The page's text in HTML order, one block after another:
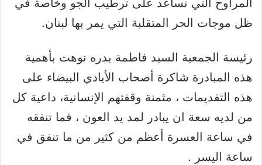
المراوح التي تساعد على ترطيب الجو وخاصة في
ظل موجات الحر المتقلبة التي يمر بها لبنان.
رئيسة الجمعية السيد فاطمة بدره نوهت بأهمية
هذه المبادرة شاكرة أصحاب الأيادي البيضاء على
هذه التقديمات ، مثمنة وقفتهم الإنسانية، داعية كل
من لديه سعة ان يبادر لمد يد العون ، فما تنفقه
في ساعة العسرة أعظم من كثير من ما تنفق في
ساعة اليسر .